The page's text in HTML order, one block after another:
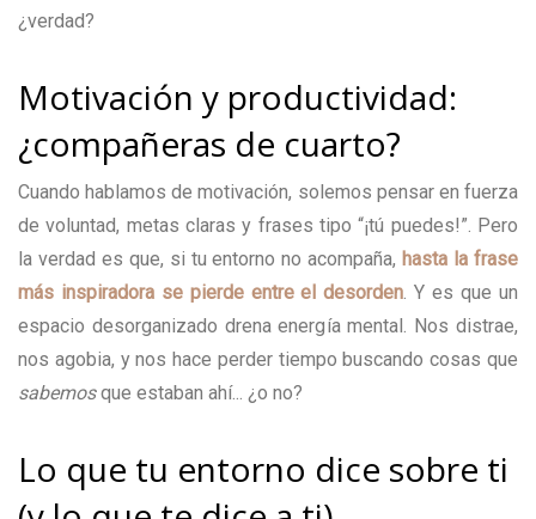
¿verdad?
Motivación y productividad:
¿compañeras de cuarto?
Cuando hablamos de motivación, solemos pensar en fuerza
de voluntad, metas claras y frases tipo “¡tú puedes!”. Pero
la verdad es que, si tu entorno no acompaña, hasta la frase
más inspiradora se pierde entre el desorden . Y es que un
espacio desorganizado drena energía mental. Nos distrae,
nos agobia, y nos hace perder tiempo buscando cosas que
sabemosque estaban ahí... ¿o no?
Lo que tu entorno dice sobre ti